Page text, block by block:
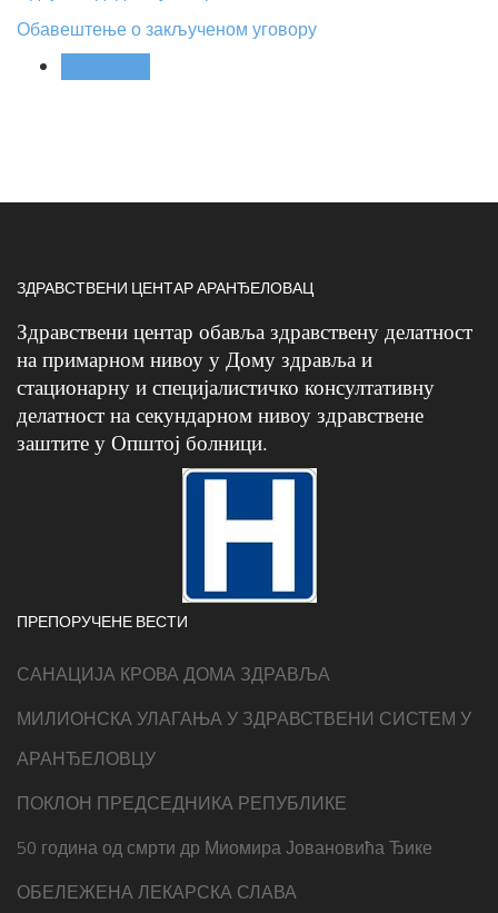
Обавештење о закљученом уговору
ЗДРАВСТВЕНИ ЦЕНТАР АРАНЂЕЛОВАЦ
Здравствени центар обавља здравствену делатност
на примарном нивоу у Дому здравља и
стационарну и специјалистичко консултативну
делатност на секундарном нивоу здравствене
заштите у Општој болници.
ПРЕПОРУЧЕНЕ ВЕСТИ
САНАЦИЈА КРОВА ДОМА ЗДРАВЉА
МИЛИОНСКА УЛАГАЊА У ЗДРАВСТВЕНИ СИСТЕМ У
АРАНЂЕЛОВЦУ
ПОКЛОН ПРЕДСЕДНИКА РЕПУБЛИКЕ
50 година од смрти др Миомира Јовановића Ђике
ОБЕЛЕЖЕНА ЛЕКАРСКА СЛАВА